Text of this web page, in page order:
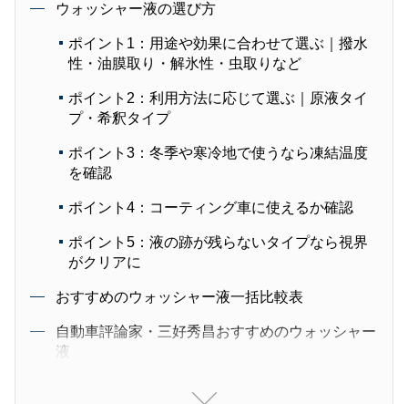
ウォッシャー液の選び方
ポイント1：用途や効果に合わせて選ぶ｜撥水
性・油膜取り・解氷性・虫取りなど
ポイント2：利用方法に応じて選ぶ｜原液タイ
プ・希釈タイプ
ポイント3：冬季や寒冷地で使うなら凍結温度
を確認
ポイント4：コーティング車に使えるか確認
ポイント5：液の跡が残らないタイプなら視界
がクリアに
おすすめのウォッシャー液一括比較表
自動車評論家・三好秀昌おすすめのウォッシャー
液